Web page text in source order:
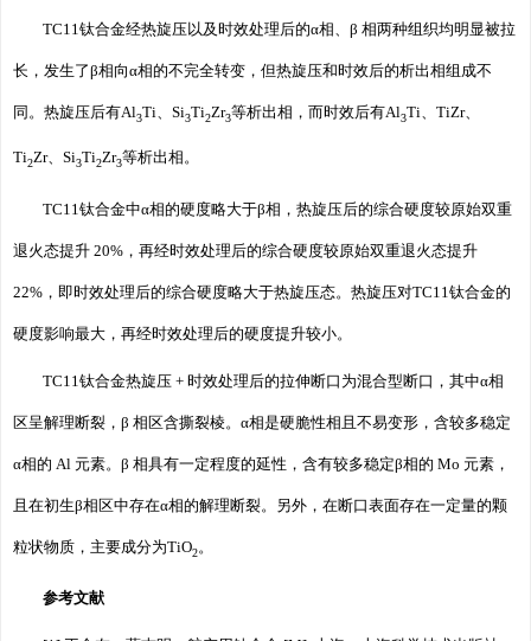
TC11钛合金经热旋压以及时效处理后的α相、β 相两种组织均明显被拉
长，发生了β相向α相的不完全转变，但热旋压和时效后的析出相组成不
同。热旋压后有Al3Ti、Si3Ti2Zr3等析出相，而时效后有Al3Ti、TiZr、
Ti2Zr、Si3Ti2Zr3等析出相。
TC11钛合金中α相的硬度略大于β相，热旋压后的综合硬度较原始双重
退火态提升 20%，再经时效处理后的综合硬度较原始双重退火态提升
22%，即时效处理后的综合硬度略大于热旋压态。热旋压对TC11钛合金的
硬度影响最大，再经时效处理后的硬度提升较小。
TC11钛合金热旋压 + 时效处理后的拉伸断口为混合型断口，其中α相
区呈解理断裂，β 相区含撕裂棱。α相是硬脆性相且不易变形，含较多稳定
α相的 Al 元素。β 相具有一定程度的延性，含有较多稳定β相的 Mo 元素，
且在初生β相区中存在α相的解理断裂。另外，在断口表面存在一定量的颗
粒状物质，主要成分为TiO2。
参考文献